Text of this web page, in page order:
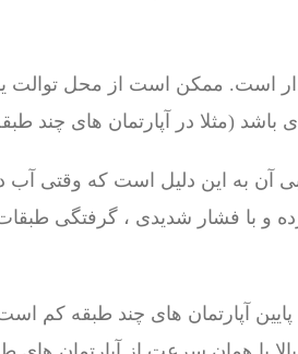
است. ممکن است از محل توالت
(مثلا در آپارتمان های چند
آن به این دلیل است که وقتی آب
با فشار شدیدی ، گرفتگی طبقات
پایین آپارتمان های چند طبقه کم